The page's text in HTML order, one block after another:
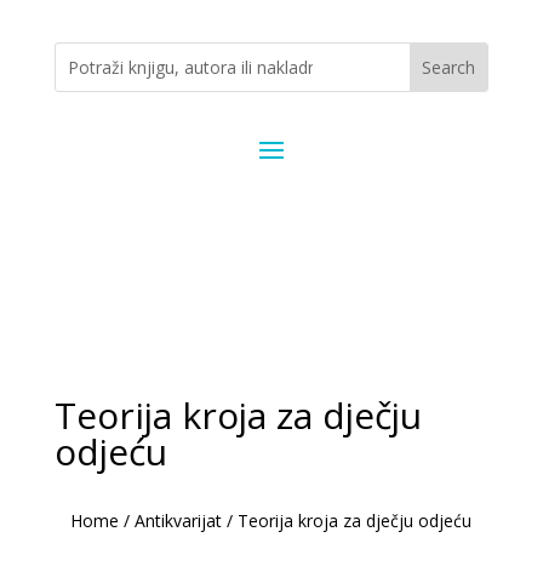
Teorija kroja za dječju
odjeću
Home /Antikvarijat / Teorija kroja za dječju odjeću